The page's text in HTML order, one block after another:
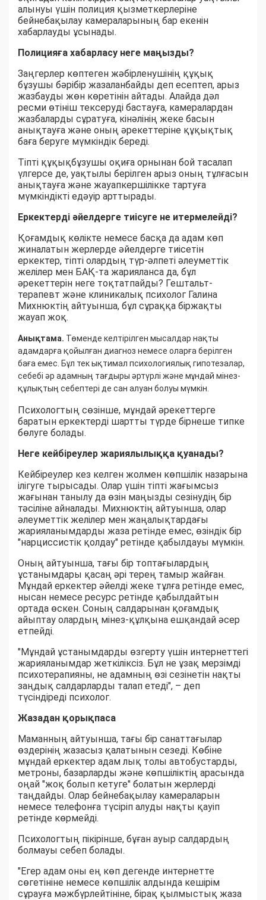
алынуы үшін полиция қызметкерлеріне
бейнебақылау камераларының бар екенін
хабарлауды ұсынады.
Полицияға хабарласу неге маңызды?
Заңгерлер көптеген жәбірленушінің құқық
бұзушы бәрібір жазаланбайды деп есептеп, арыз
жазбауды жөн көретінін айтады. Алайда дәл
ресми өтініш тексеруді бастауға, камералардан
жазбаларды сұратуға, кінәлінің жеке басын
анықтауға және оның әрекеттеріне құқықтық
баға беруге мүмкіндік береді.
Тіпті құқықбұзушы оқиға орнынан бой тасалап
үлгерсе де, уақтылы берілген арыз оның тұлғасын
анықтауға және жауапкершілікке тартуға
мүмкіндікті едәуір арттырады.
Еркектерді әйелдерге тиісуге не итермелейді?
Қоғамдық көлікте немесе басқа да адам көп
жиналатын жерлерде әйелдерге тиісетін
еркектер, тіпті олардың түр-әлпеті әлеуметтік
желілер мен БАҚ-та жарияланса да, бұл
әрекеттерін неге тоқтатпайды? Гештальт-
терапевт және клиникалық психолог Галина
Михнюктің айтуынша, бұл сұраққа біржақты
жауап жоқ.
Анықтама. Төменде келтірілген мысалдар нақты
адамдарға қойылған диагноз немесе оларға берілген
баға емес. Бұл тек ықтимал психологиялық гипотезалар,
себебі әр адамның тағдыры әртүрлі және мұндай мінез-
құлықтың себептері де сан алуан болуы мүмкін.
Психологтың сөзінше, мұндай әрекеттерге
баратын еркектерді шартты түрде бірнеше типке
бөлуге болады.
Неге кейбіреулер жариялылыққа қуанады?
Кейбіреулер кез келген жолмен көпшілік назарына
ілігуге тырысады. Олар үшін тіпті жағымсыз
жағынан танылу да өзін маңызды сезінудің бір
тәсіліне айналады. Михнюктің айтуынша, олар
әлеуметтік желілер мен жаңалықтардағы
жарияланымдарды жаза ретінде емес, өзіндік бір
"нарциссистік қолдау" ретінде қабылдауы мүмкін.
Оның айтуынша, тағы бір топтағылардың
ұстанымдары қасаң әрі терең тамыр жайған.
Мұндай еркектер әйелді жеке тұлға ретінде емес,
нысан немесе ресурс ретінде қабылдайтын
ортада өскен. Соның салдарынан қоғамдық
айыптау олардың мінез-құлқына ешқандай әсер
етпейді.
"Мұндай ұстанымдарды өзгерту үшін интернеттегі
жарияланымдар жеткіліксіз. Бұл не ұзақ мерзімді
психотерапияны, не адамның өзі сезінетін нақты
заңдық салдарларды талап етеді", – деп
түсіндіреді психолог.
Жазадан қорықпаса
Маманның айтуынша, тағы бір санаттағылар
өздерінің жазасыз қалатынын сезеді. Көбіне
мұндай еркектер адам лық толы автобустарды,
метроны, базарларды және көпшіліктің арасында
оңай "жоқ болып кетуге" болатын жерлерді
таңдайды. Олар бейнебақылау камераларын
немесе телефонға түсіріп алуды нақты қауіп
ретінде көрмейді.
Психологтың пікірінше, бұған ауыр салдардың
болмауы себеп болады.
"Егер адам оны ең көп дегенде интернетте
сөгетініне немесе көпшілік алдында кешірім
сұрауға мәжбүрлейтініне, бірақ қылмыстық жаза